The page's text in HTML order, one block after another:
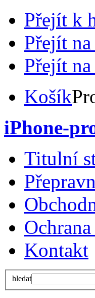
Přejít k
Přejít
Přejít
Košík
iPhone-
Titulní
Kontakt
hledat